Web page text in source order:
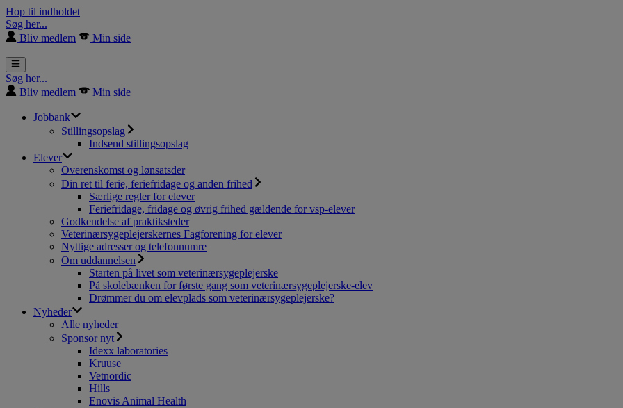
Hop til indholdet
Søg her...
Bliv medlem
Min side
Søg her...
Bliv medlem
Min side
Jobbank
Stillingsopslag
Indsend stillingsopslag
Elever
Overenskomst og lønsatsder
Din ret til ferie, feriefridage og anden frihed
Særlige regler for elever
Feriefridage, fridage og øvrig frihed gældende for vsp-elever
Godkendelse af praktiksteder
Veterinærsygeplejerskernes Fagforening for elever
Nyttige adresser og telefonnumre
Om uddannelsen
Starten på livet som veterinærsygeplejerske
På skolebænken for første gang som veterinærsygeplejerske-elev
Drømmer du om elevplads som veterinærsygeplejerske?
Nyheder
Alle nyheder
Sponsor nyt
Idexx laboratories
Kruuse
Vetnordic
Hills
Enovis Animal Health